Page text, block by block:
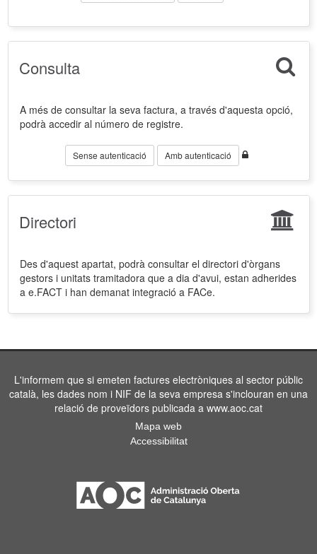
Consulta
A més de consultar la seva factura, a través d'aquesta opció,
podrà accedir al número de registre.
Sense autenticació Amb autenticació
Directori
Des d'aquest apartat, podrà consultar el directori d'òrgans
gestors i unitats tramitadora que a dia d'avui, estan adherides
a e.FACT i han demanat integració a FACe.
L'informem que si emeten factures electròniques al sector públic
català, les dades nom i NIF de la seva empresa s'inclouran en una
relació de proveïdors publicada a www.aoc.cat
Mapa web
Accessibilitat